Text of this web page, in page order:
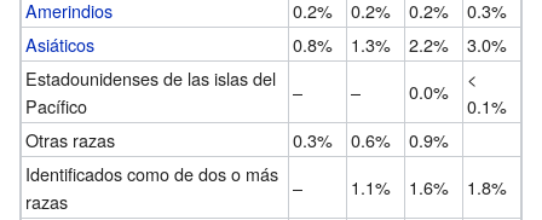
Amerindios
0.2% 0.2% 0.2%
0.3%
Asiáticos
0.8% 1.3% 2.2%
3.0%
Estadounidenses de las islas del
Pacífico
– – 0.0%
<
0.1%
Otras razas
0.3% 0.6%
0.9%
Identificados como de dos o más
razas
– 1.1% 1.6%
1.8%